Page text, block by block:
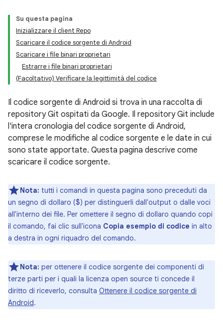
Su questa pagina
Inizializzare il client Repo
Scaricare il codice sorgente di Android
Scaricare i file binari proprietari
Estrarre i file binari proprietari
(Facoltativo) Verificare la legittimità del codice
Il codice sorgente di Android si trova in una raccolta di
repository Git ospitati da Google. Il repository Git include
l'intera cronologia del codice sorgente di Android,
comprese le modifiche al codice sorgente e le date in cui
sono state apportate. Questa pagina descrive come
scaricare il codice sorgente.
Nota: tutti i comandi in questa pagina sono preceduti da
un segno di dollaro ($) per distinguerli dall'output o dalle voci
all'interno dei file. Per omettere il segno di dollaro quando copi
il comando, fai clic sull'icona Copia esempio di codice in alto
a destra in ogni riquadro del comando.
Nota: per ottenere il codice sorgente dei componenti di
terze parti per i quali la licenza open source ti concede il
diritto di riceverlo, consulta Ottenere il codice sorgente di
Android.